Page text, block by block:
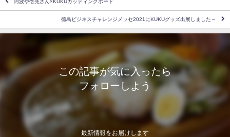
阿波や壱兆さん×KUKUカッティングボード
徳島ビジネスチャレンジメッセ2021にKUKUグッズ出展しました～
この記事が気に入ったら
フォローしよう
最新情報をお届けします